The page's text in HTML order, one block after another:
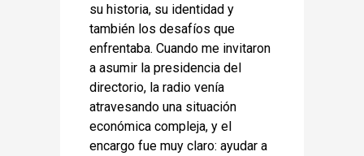
su historia, su identidad y
también los desafíos que
enfrentaba. Cuando me invitaron
a asumir la presidencia del
directorio, la radio venía
atravesando una situación
económica compleja, y el
encargo fue muy claro: ayudar a